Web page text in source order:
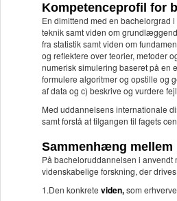
Kompetenceprofil for
En dimittend med en bachelorgrad
teknik samt viden om
fra statistik samt viden om
og reflektere over teorier, metoder
numerisk simulering baseret på en
formulere algoritmer og opstille og
af data og c) beskrive og vurdere
Med uddannelsens internationale
samt forstå at tilgangen til fagets
Sammenhæng
På bacheloruddannelsen i
videnskabelige forskning, der
1.Den konkrete viden,som